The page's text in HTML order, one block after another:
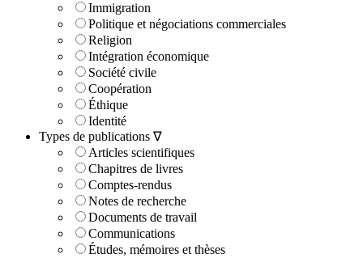
Immigration
Politique et négociations commerciales
Religion
Intégration économique
Société civile
Coopération
Éthique
Identité
Types de publications ∇
Articles scientifiques
Chapitres de livres
Comptes-rendus
Notes de recherche
Documents de travail
Communications
Études, mémoires et thèses